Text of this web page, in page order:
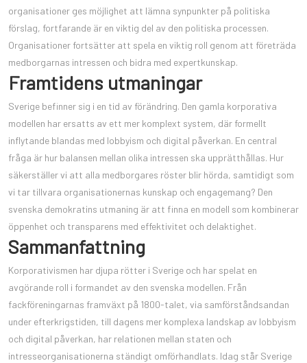
organisationer ges möjlighet att lämna synpunkter på politiska
förslag, fortfarande är en viktig del av den politiska processen.
Organisationer fortsätter att spela en viktig roll genom att företräda
medborgarnas intressen och bidra med expertkunskap.
Framtidens utmaningar
Sverige befinner sig i en tid av förändring. Den gamla korporativa
modellen har ersatts av ett mer komplext system, där formellt
inflytande blandas med lobbyism och digital påverkan. En central
fråga är hur balansen mellan olika intressen ska upprätthållas. Hur
säkerställer vi att alla medborgares röster blir hörda, samtidigt som
vi tar tillvara organisationernas kunskap och engagemang? Den
svenska demokratins utmaning är att finna en modell som kombinerar
öppenhet och transparens med effektivitet och delaktighet.
Sammanfattning
Korporativismen har djupa rötter i Sverige och har spelat en
avgörande roll i formandet av den svenska modellen. Från
fackföreningarnas framväxt på 1800-talet, via samförståndsandan
under efterkrigstiden, till dagens mer komplexa landskap av lobbyism
och digital påverkan, har relationen mellan staten och
intresseorganisationerna ständigt omförhandlats. Idag står Sverige